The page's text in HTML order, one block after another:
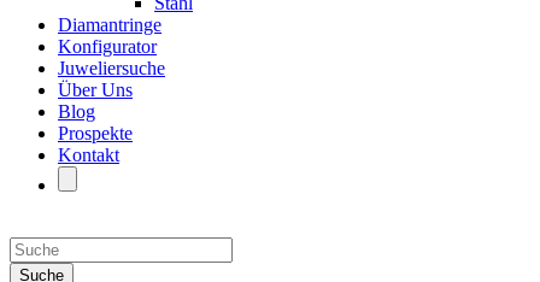
Diamantringe
Konfigurator
Juweliersuche
Über Uns
Blog
Prospekte
Kontakt